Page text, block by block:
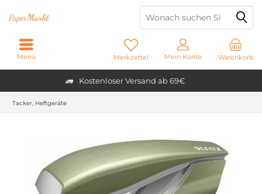
Kostenloser Versand ab 69€
PaperMarkt
Warenkorb
Merkzettel Mein Konto
Menü
Tacker, Heftgeräte